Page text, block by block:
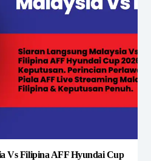
Vs Filipina AFF Hyundai Cup